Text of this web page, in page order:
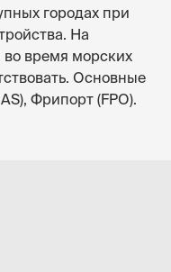
городах при
На
во время морских
Основные
Фрипорт (FPO).